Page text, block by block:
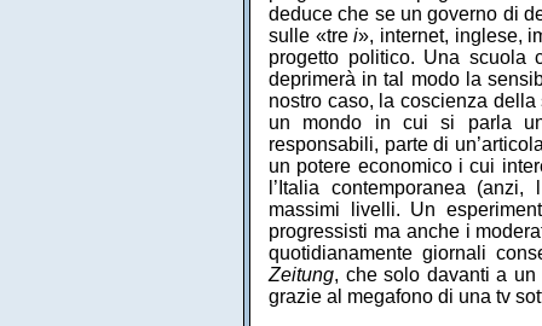
deduce che se un governo di
sulle «trei», internet, inglese,
progetto politico. Una scuola
deprimerà in tal modo la
nostro caso, la coscienza
un mondo in cui si parla
responsabili, parte di
un potere economico i cui
l’Italia contemporanea
massimi livelli. Un
progressisti ma anche i
quotidianamente giornali
Zeitung, che solo davanti a
grazie al megafono di una tv